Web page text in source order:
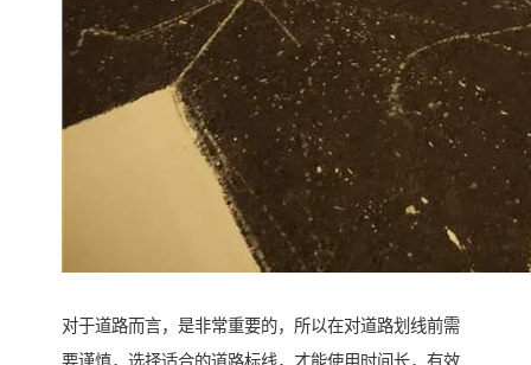
对于道路而言，是非常重要的，所以在对道路划线前需